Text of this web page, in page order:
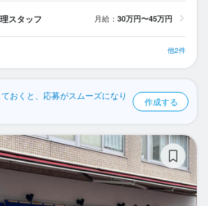
スタッフ 月給： 30万円〜45万円
他2件
おくと、応募がスムーズになり
作成する